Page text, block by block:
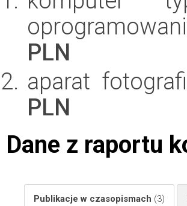
PLN
aparat
PLN
Dane z raportu
Publikacje w czasopismach (3)